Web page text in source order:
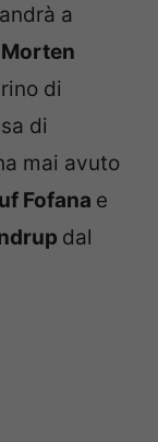
andrà a
Morten
di
di
mai avuto
Fofana e
dal